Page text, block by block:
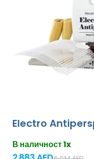
Electro
В наличност 1x